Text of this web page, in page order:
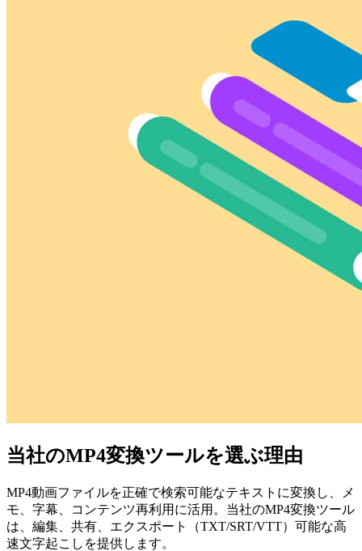
当社のMP4変換ツールを選ぶ理由
MP4動画ファイルを正確で検索可能なテキストに変換し、メ
モ、字幕、コンテンツ再利用に活用。当社のMP4変換ツール
は、編集、共有、エクスポート（TXT/SRT/VTT）可能な高
速文字起こしを提供します。